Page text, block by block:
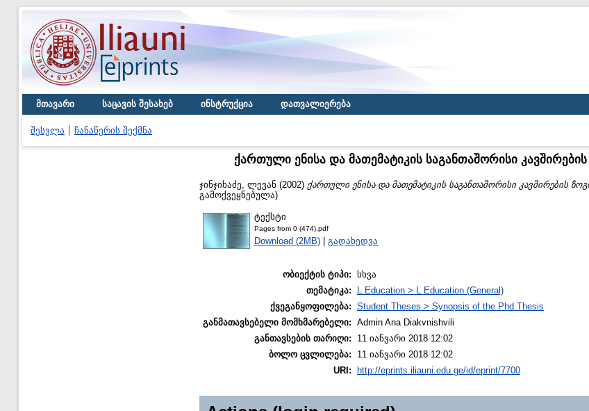
მთავარი საცავის შესახებ ინსტრუქცია დათვალიერება
შესვლა ჩანაწერის შექმნა
ქართული ენისა და მათემატიკის საგანთაშორისი
ჯინჯიხაძე, ლევან (2002) ქართული ენისა და მათემატიკის საგანთაშორისი კავშირების
გამოქვეყნებულა)
ტექსტი
Pages from 0 (474).pdf
Download (2MB) | გადახედვა
ობიექტის ტიპი: სხვა
თემატიკა:
L Education > L Education (General)
ქვეგანყოფილება: Student Theses > Synopsis of the Phd Thesis
განმათავსებელი მომხმარებელი: Admin Ana Diakvnishvili
განთავსების თარიღი:
11 იანვარი 2018 12:02
ბოლო ცვლილება:
11 იანვარი 2018 12:02
URI:
http://eprints.iliauni.edu.ge/id/eprint/7700